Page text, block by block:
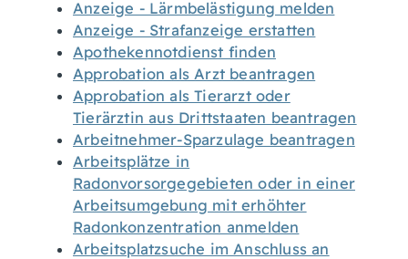
Anzeige - Lärmbelästigung melden
Anzeige - Strafanzeige erstatten
Apothekennotdienst finden
Approbation als Arzt beantragen
Approbation als Tierarzt oder
Tierärztin aus Drittstaaten beantragen
Arbeitnehmer-Sparzulage beantragen
Arbeitsplätze in
Radonvorsorgegebieten oder in einer
Arbeitsumgebung mit erhöhter
Radonkonzentration anmelden
Arbeitsplatzsuche im Anschluss an